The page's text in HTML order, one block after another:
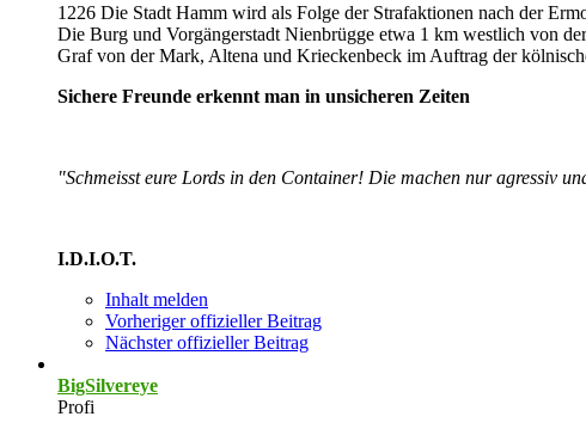
1226 Die Stadt Hamm wird als Folge der Strafaktionen nach der
Die Burg und Vorgängerstadt Nienbrügge etwa 1 km westlich von
Graf von der Mark, Altena und Krieckenbeck im Auftrag der
Sichere Freunde erkennt man in unsicheren Zeiten
"Schmeisst eure Lords in den Container! Die machen nur agressiv
I.D.I.O.T.
Inhalt melden
Vorheriger offizieller Beitrag
Nächster offizieller Beitrag
BigSilvereye
Profi